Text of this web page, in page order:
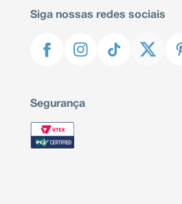
Siga nossas redes sociais
Segurança